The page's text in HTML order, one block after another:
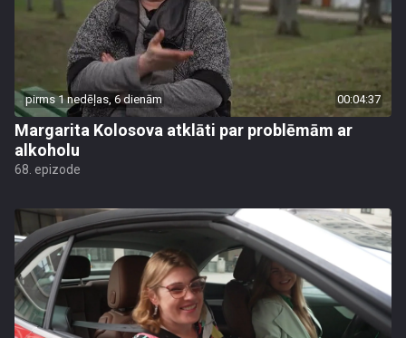
pirms 1 nedēļas, 6 dienām 00:04:37
Margarita Kolosova atklāti par problēmām ar
alkoholu
68. epizode